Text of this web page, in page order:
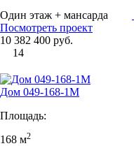
Один этаж + мансарда
Посмотреть проект
10 382 400 руб.
14
Дом 049-168-1М
Площадь:
168 м2